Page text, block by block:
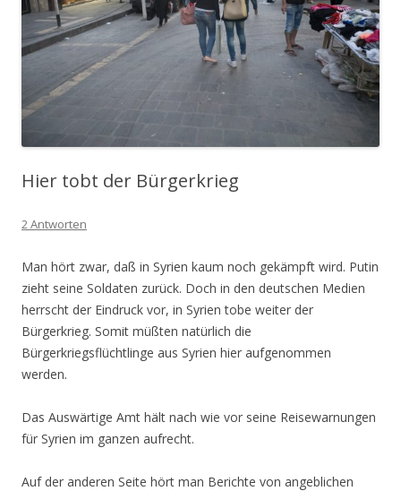
Hier tobt der Bürgerkrieg
2 Antworten
Man hört zwar, daß in Syrien kaum noch gekämpft wird. Putin
zieht seine Soldaten zurück. Doch in den deutschen Medien
herrscht der Eindruck vor, in Syrien tobe weiter der
Bürgerkrieg. Somit müßten natürlich die
Bürgerkriegsflüchtlinge aus Syrien hier aufgenommen
werden.
Das Auswärtige Amt hält nach wie vor seine Reisewarnungen
für Syrien im ganzen aufrecht.
Auf der anderen Seite hört man Berichte von angeblichen